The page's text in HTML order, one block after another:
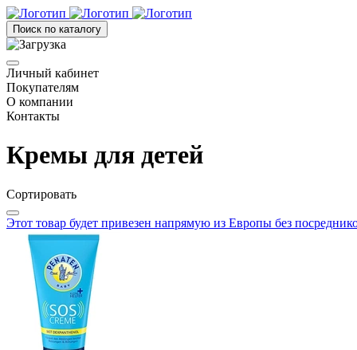
Поиск по каталогу
Личный кабинет
Покупателям
О компании
Контакты
Кремы для детей
Сортировать
Этот товар будет привезен напрямую из Европы без